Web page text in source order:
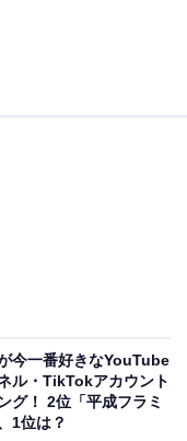
今一番好きなYouTube
ル・TikTokアカウント
グ！ 2位「平成フラミ
1位は？